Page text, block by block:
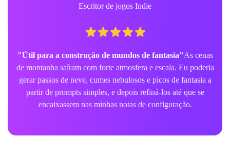
Escritor de jogos Indie
"Útil para a construção de mundos de fantasia"As cenas
de montanha saíram com forte atmosfera e escala. Eu poderia
gerar passos de neve, cumes nebulosos e picos de fantasia a
partir de prompts simples, e depois refiná-los até que se
encaixassem nas minhas notas de configuração.